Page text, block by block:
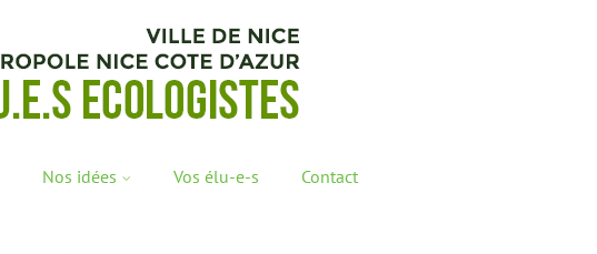
Nos idées Vos élu-e-s Contact